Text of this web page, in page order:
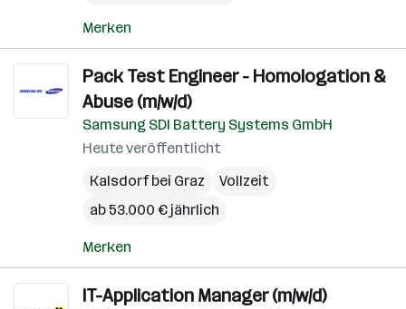
Merken
Pack Test Engineer - Homologation &
Abuse (m/w/d)
Samsung SDI Battery Systems GmbH
Heute veröffentlicht
Kalsdorf bei Graz
Vollzeit
ab 53.000 € jährlich
Merken
IT-Application Manager (m/w/d)